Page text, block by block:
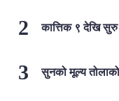
कात्तिक ९ देखि
सुनको मूल्य